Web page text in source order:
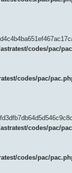
codes/pac/
codes/pac/
codes/pac/
codes/pac/